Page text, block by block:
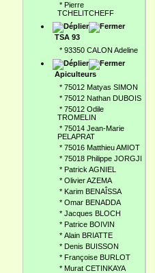
* Pierre
TCHELITCHEFF
TSA 93
* 93350 CALON Adeline
Apiculteurs
* 75012 Matyas SIMON
* 75012 Nathan DUBOIS
* 75012 Odile
TROMELIN
* 75014 Jean-Marie
PELAPRAT
* 75016 Matthieu AMIOT
* 75018 Philippe JORGJI
* Patrick AGNIEL
* Olivier AZEMA
* Karim BENAÎSSA
* Omar BENADDA
* Jacques BLOCH
* Patrice BOIVIN
* Alain BRIATTE
* Denis BUISSON
* Françoise BURLOT
* Murat CETINKAYA